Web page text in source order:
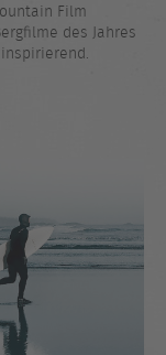
Film
des Jahres